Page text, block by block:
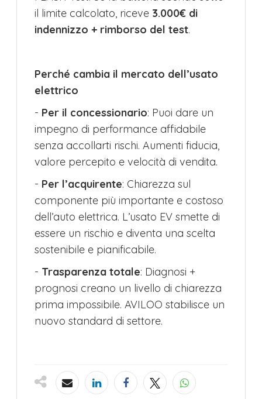
il limite calcolato, riceve 3.000€ di
indennizzo + rimborso del test.
Perché cambia il mercato dell’usato
elettrico
- Per il concessionario: Puoi dare un
impegno di performance affidabile
senza accollarti rischi. Aumenti fiducia,
valore percepito e velocità di vendita.
- Per l’acquirente: Chiarezza sul
componente più importante e costoso
dell’auto elettrica. L’usato EV smette di
essere un rischio e diventa una scelta
sostenibile e pianificabile.
- Trasparenza totale: Diagnosi +
prognosi creano un livello di chiarezza
prima impossibile. AVILOO stabilisce un
nuovo standard di settore.